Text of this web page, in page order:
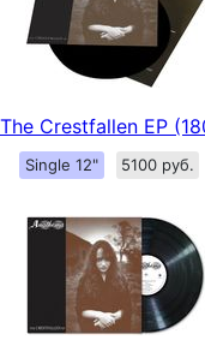
Crestfallen EP
Single 12" 5100 руб.